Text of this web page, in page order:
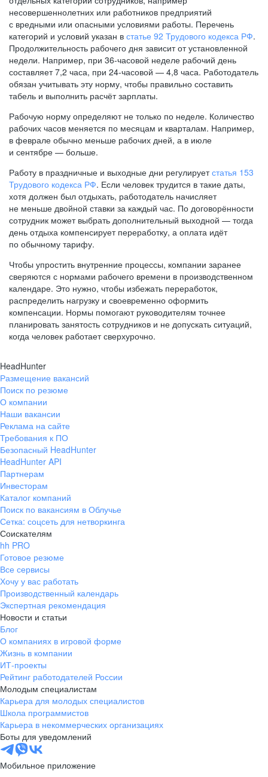
несовершеннолетних или работников предприятий
с вредными или опасными условиями работы. Перечень
категорий и условий указан в статье 92 Трудового кодекса РФ.
Продолжительность рабочего дня зависит от установленной
недели. Например, при 36-часовой неделе рабочий день
составляет 7,2 часа, при 24-часовой — 4,8 часа. Работодатель
обязан учитывать эту норму, чтобы правильно составить
табель и выполнить расчёт зарплаты.
Рабочую норму определяют не только по неделе. Количество
рабочих часов меняется по месяцам и кварталам. Например,
в феврале обычно меньше рабочих дней, а в июле
и сентябре — больше.
Работу в праздничные и выходные дни регулируетстатья 153
Трудового кодекса РФ. Если человек трудится в такие даты,
хотя должен был отдыхать, работодатель начисляет
не меньше двойной ставки за каждый час. По договорённости
сотрудник может выбрать дополнительный выходной — тогда
день отдыха компенсирует переработку, а оплата идёт
по обычному тарифу.
Чтобы упростить внутренние процессы, компании заранее
сверяются с нормами рабочего времени в производственном
календаре. Это нужно, чтобы избежать переработок,
распределить нагрузку и своевременно оформить
компенсации. Нормы помогают руководителям точнее
планировать занятость сотрудников и не допускать ситуаций,
когда человек работает сверхурочно.
HeadHunter
Размещение вакансий
Поиск по резюме
О компании
Наши вакансии
Реклама на сайте
Требования к ПО
Безопасный HeadHunter
HeadHunter API
Партнерам
Инвесторам
Каталог компаний
Поиск по вакансиям в Облучье
Сетка: соцсеть для нетворкинга
Соискателям
hh PRO
Готовое резюме
Все сервисы
Хочу у вас работать
Производственный календарь
Экспертная рекомендация
Новости и статьи
Блог
О компаниях в игровой форме
Жизнь в компании
ИТ-проекты
Рейтинг работодателей России
Молодым специалистам
Карьера для молодых специалистов
Школа программистов
Карьера в некоммерческих организациях
Боты для уведомлений
Мобильное приложение